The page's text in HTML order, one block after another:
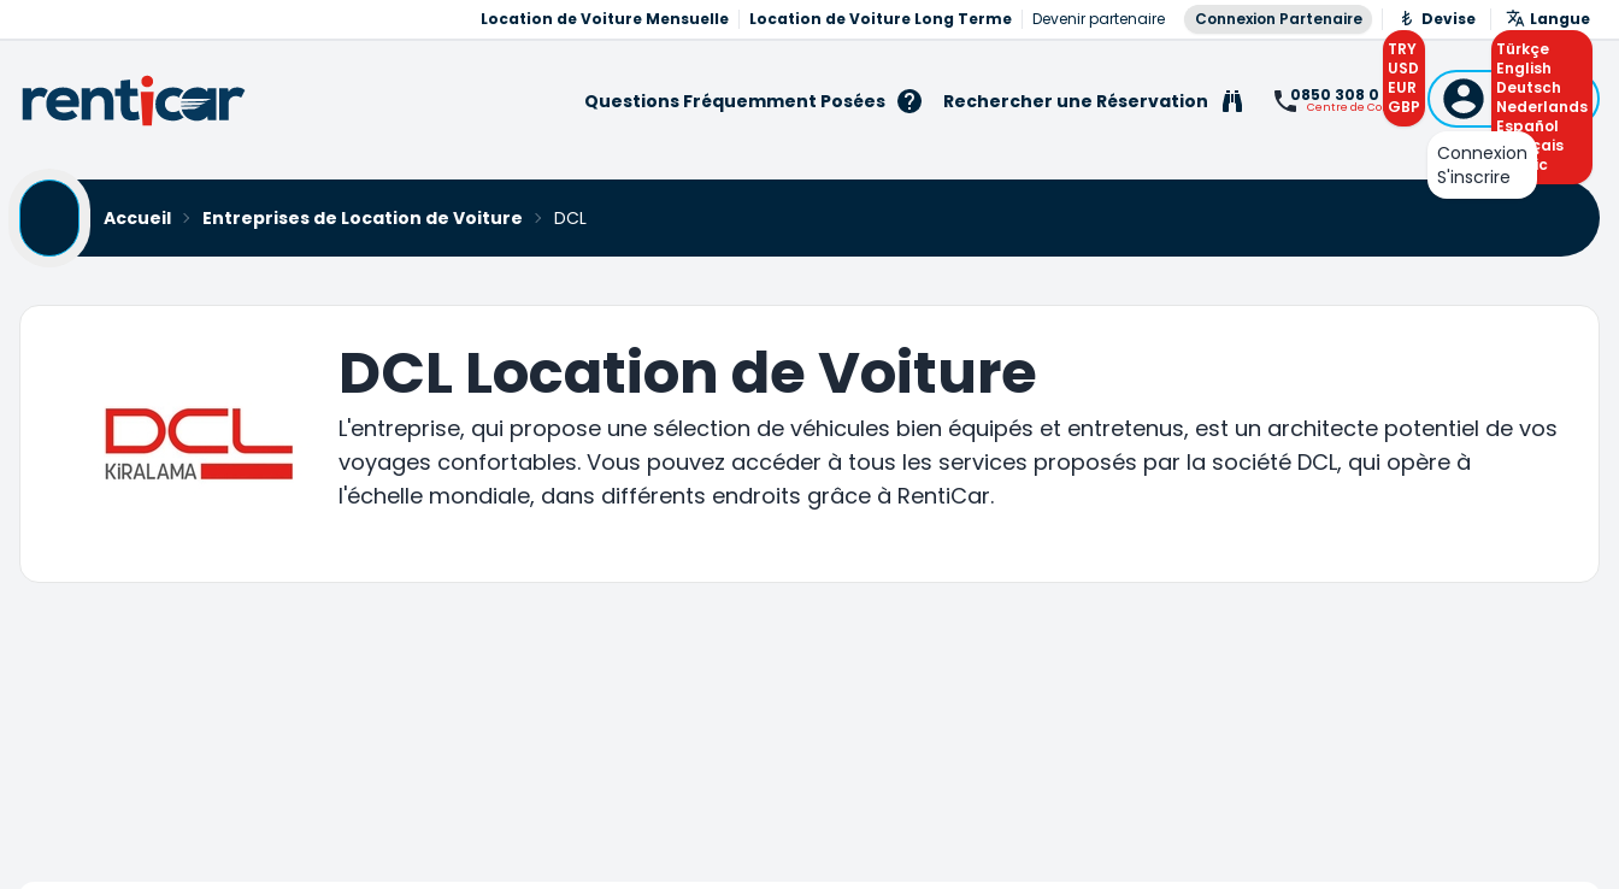
Location de Voiture Mensuelle Location de Voiture Long Terme Devenir partenaire Connexion Partenaire
Devise
TRY
USD
EUR
GBP
Langue
Türkçe
English
Deutsch
Nederlands
Español
Français
Arabic
Questions Fréquemment Posées Rechercher une Réservation 0850 308 0 308
Centre de Contact
Connexion
ou S'inscrire
Connexion
S'inscrire
Accueil
Entreprises de Location de Voiture DCL
DCL Location de Voiture
L'entreprise, qui propose une sélection de véhicules bien équipés et entretenus, est un architecte potentiel de vos
voyages confortables. Vous pouvez accéder à tous les services proposés par la société DCL, qui opère à
l'échelle mondiale, dans différents endroits grâce à RentiCar.